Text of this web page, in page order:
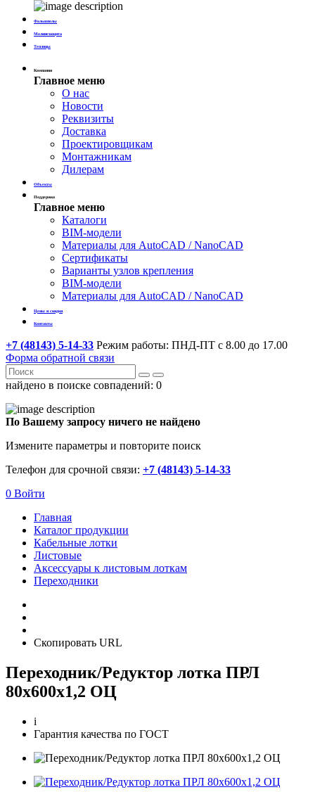
Фальшполы
Молниезащита
Теплицы
Компания
Главное меню
О нас
Новости
Реквизиты
Доставка
Проектировщикам
Монтажникам
Дилерам
Объекты
Поддержка
Главное меню
Каталоги
BIM-модели
Материалы для AutoCAD / NanoCAD
Сертификаты
Варианты узлов крепления
BIM-модели
Материалы для AutoCAD / NanoCAD
Цены и скидки
Контакты
+7 (48143) 5-14-33 Режим работы: ПНД-ПТ с 8.00 до 17.00
Форма обратной связи
найдено в поиске совпадений: 0
По Вашему запросу ничего не найдено
Измените параметры и повторите поиск
Телефон для срочной связи: +7 (48143) 5-14-33
0 Войти
Главная
Каталог продукции
Кабельные лотки
Листовые
Аксессуары к листовым лоткам
Переходники
Скопировать URL
Переходник/Редуктор лотка ПРЛ
80х600х1,2 ОЦ
i
Гарантия качества по ГОСТ